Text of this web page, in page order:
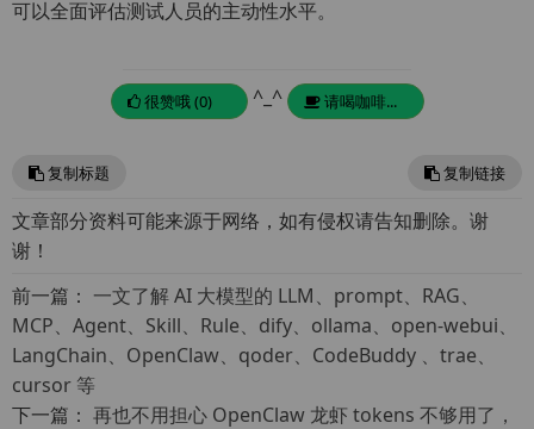
可以全面评估测试人员的主动性水平。
很赞哦 (0) ^_^ 请喝咖啡...
复制标题 复制链接
文章部分资料可能来源于网络，如有侵权请告知删除。谢
谢！
前一篇： 一文了解 AI 大模型的 LLM、prompt、RAG、
MCP、Agent、Skill、Rule、dify、ollama、open-webui、
LangChain、OpenClaw、qoder、CodeBuddy 、trae、
cursor 等
下一篇： 再也不用担心 OpenClaw 龙虾 tokens 不够用了，